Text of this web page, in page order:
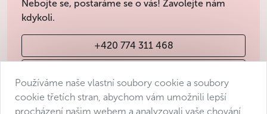
Nebojte se, postaráme se o vás! Zavolejte nám
kdykoli.
+420 774 311 468
Používáme naše vlastní soubory cookie a soubory
cookie třetích stran, abychom vám umožnili lepší
procházení našim webem a analyzovali vaše chování